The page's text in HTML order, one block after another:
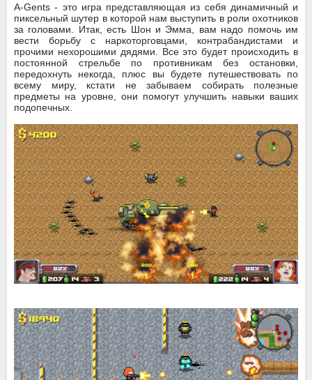
A-Gents - это игра представляющая из себя динамичный и
пиксельный шутер в которой нам выступить в роли охотников
за головами. Итак, есть Шон и Эмма, вам надо помочь им
вести борьбу с наркоторговцами, контрабандистами и
прочими нехорошими дядями. Все это будет происходить в
постоянной стрельбе по противникам без остановки,
передохнуть некогда, плюс вы будете путешествовать по
всему миру, кстати не забываем собирать полезные
предметы на уровне, они помогут улучшить навыки ваших
подопечных.